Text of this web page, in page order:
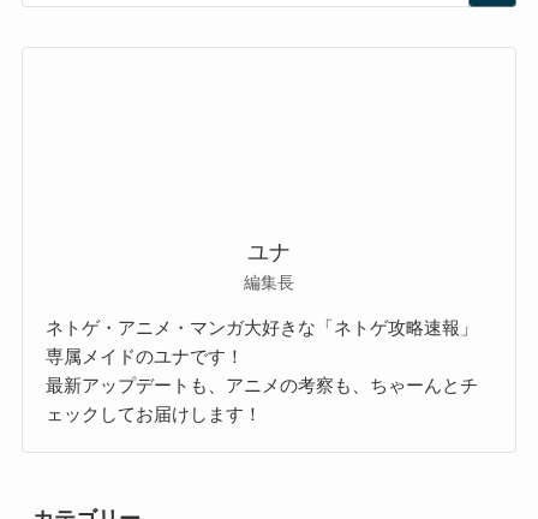
ユナ
編集長
ネトゲ・アニメ・マンガ大好きな「ネトゲ攻略速報」
専属メイドのユナです！
最新アップデートも、アニメの考察も、ちゃーんとチ
ェックしてお届けします！